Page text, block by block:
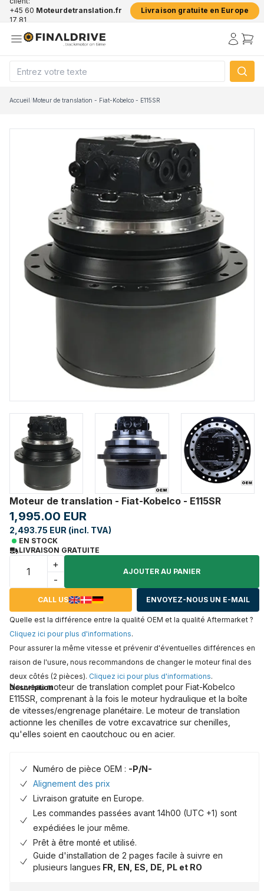
+45 60
17 81
Moteurdetranslation.fr Livraison gratuite en Europe
Accueil/Moteur de translation - Fiat-Kobelco - E115SR
Moteur de translation - Fiat-Kobelco - E115SR
1,995.00 EUR
2,493.75 EUR (incl. TVA)
EN STOCK
LIVRAISON GRATUITE
+
-
AJOUTER AU PANIER
CALL US ENVOYEZ-NOUS UN E-MAIL
Quelle est la différence entre la qualité OEM et la qualité Aftermarket ?
Cliquez ici pour plus d'informations.
Pour assurer la même vitesse et prévenir d'éventuelles différences en
raison de l'usure, nous recommandons de changer le moteur final des
deux côtés (2 pièces). Cliquez ici pour plus d'informations.
Description
Nouveau moteur de translation complet pour Fiat-Kobelco
E115SR, comprenant à la fois le moteur hydraulique et la boîte
de vitesses/engrenage planétaire. Le moteur de translation
actionne les chenilles de votre excavatrice sur chenilles,
qu'elles soient en caoutchouc ou en acier.
Numéro de pièce OEM : -P/N-
Alignement des prix
Livraison gratuite en Europe.
Les commandes passées avant 14h00 (UTC +1) sont
expédiées le jour même.
Prêt à être monté et utilisé.
Guide d'installation de 2 pages facile à suivre en
plusieurs langues FR, EN, ES, DE, PL et RO